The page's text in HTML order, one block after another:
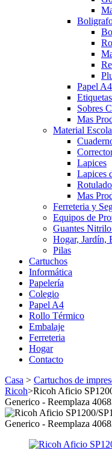
Papel A4
Sobres
Mas
Material
Lapices
Lapices
Mas
Ferreteria y
Equipos de
Guantes
Hogar, Jardín,
Pilas
Cartuchos
Informática
Papelería
Colegio
Papel A4
Rollo Térmico
Embalaje
Ferreteria
Hogar
Contacto
Casa > Cartuchos de
Ricoh>Ricoh Aficio
Generico - Reemplaza